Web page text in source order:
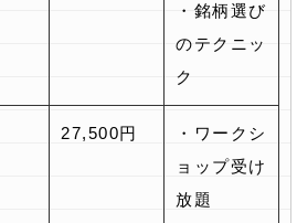
・銘柄選び
のテクニッ
ク
27,500円
・ワークシ
ョップ受け
放題